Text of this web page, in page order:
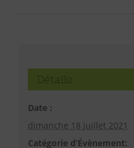
Détails
Date :
dimanche 18 juillet 2021
Catégorie d’Évènement: